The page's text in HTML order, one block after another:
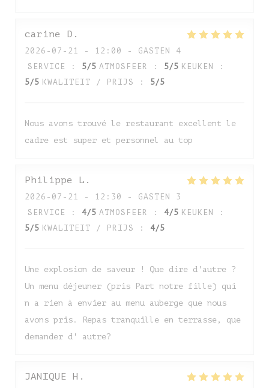
carine D
2026-07-21
- 12:00 - GASTEN 4
SERVICE
: 5/5 ATMOSFEER : 5/5 KEUKEN
:
5/5 KWALITEIT / PRIJS : 5/5
Nous avons trouvé le restaurant excellent le
cadre est super et personnel au top
Philippe L
2026-07-21
- 12:30 - GASTEN 3
SERVICE
: 4/5 ATMOSFEER : 4/5 KEUKEN
:
5/5 KWALITEIT / PRIJS : 4/5
Une explosion de saveur ! Que dire d'autre ?
Un menu déjeuner (pris Part notre fille) qui
n a rien à envier au menu auberge que nous
avons pris. Repas tranquille en terrasse, que
demander d' autre?
JANIQUE H